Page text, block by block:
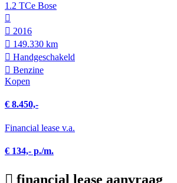
1.2 TCe Bose
2016
149.330 km
Hand­geschakeld
Benzine
Kopen
€ 8.450,-
Financial lease v.a.
€ 134,- p./m.
financial lease aanvraag